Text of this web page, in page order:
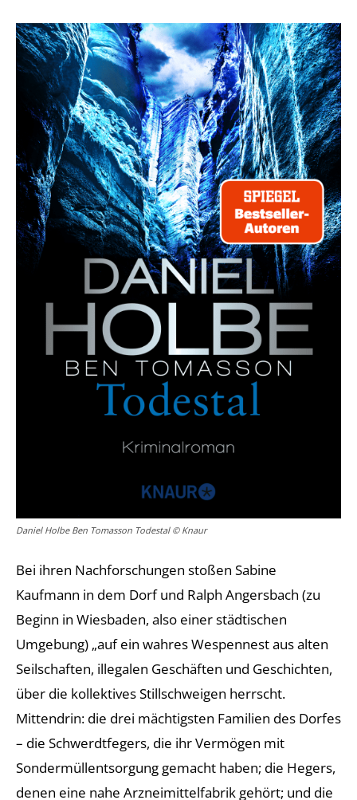
Daniel Holbe Ben Tomasson Todestal © Knaur
Bei ihren Nachforschungen stoßen Sabine
Kaufmann in dem Dorf und Ralph Angersbach (zu
Beginn in Wiesbaden, also einer städtischen
Umgebung) „auf ein wahres Wespennest aus alten
Seilschaften, illegalen Geschäften und Geschichten,
über die kollektives Stillschweigen herrscht.
Mittendrin: die drei mächtigsten Familien des Dorfes
– die Schwerdtfegers, die ihr Vermögen mit
Sondermüllentsorgung gemacht haben; die Hegers,
denen eine nahe Arzneimittelfabrik gehört; und die